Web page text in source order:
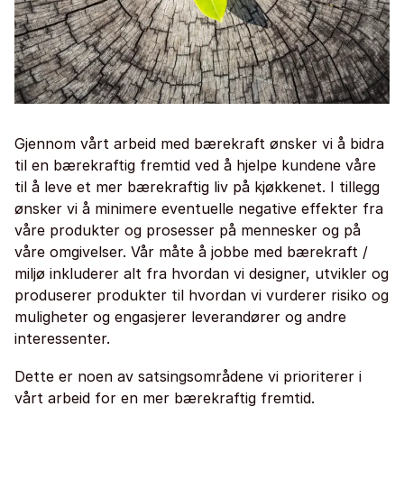
Gjennom vårt arbeid med bærekraft ønsker vi å bidra
til en bærekraftig fremtid ved å hjelpe kundene våre
til å leve et mer bærekraftig liv på kjøkkenet. I tillegg
ønsker vi å minimere eventuelle negative effekter fra
våre produkter og prosesser på mennesker og på
våre omgivelser. Vår måte å jobbe med bærekraft /
miljø inkluderer alt fra hvordan vi designer, utvikler og
produserer produkter til hvordan vi vurderer risiko og
muligheter og engasjerer leverandører og andre
interessenter.
Dette er noen av satsingsområdene vi prioriterer i
vårt arbeid for en mer bærekraftig fremtid.